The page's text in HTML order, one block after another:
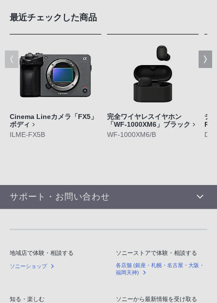
最近チェックした商品
Cinema Lineカメラ「FX5」
ボディ
ILME-FX5B
完全ワイヤレスイヤホン
「WF-1000XM6」ブラック
WF-1000XM6/B
デ
サポート・お問い合わせ
地域店で体験・相談する
ソニーショップ
ソニーストアで体験・相談する
各店舗 (銀座・札幌・名古屋・大阪・
福岡天神)
知る・楽しむ ソニーから最新情報を受け取る